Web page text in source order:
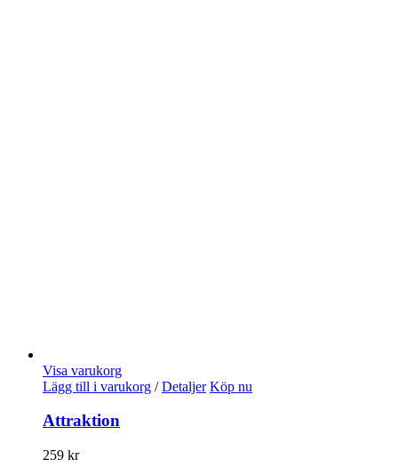
Visa varukorg
Lägg till i varukorg / Detaljer Köp nu
Attraktion
259 kr